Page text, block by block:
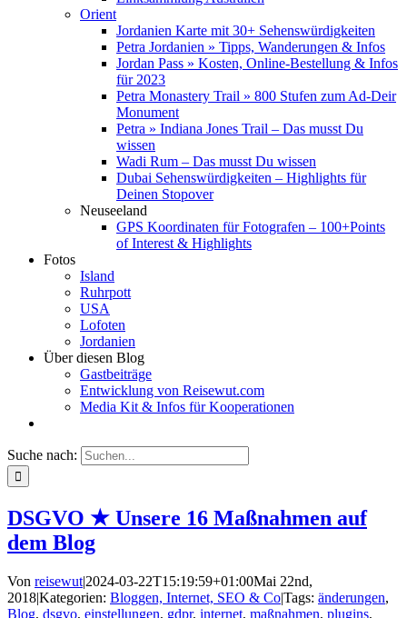
Orient
Jordanien Karte mit 30+ Sehenswürdigkeiten
Petra Jordanien » Tipps, Wanderungen & Infos
Jordan Pass » Kosten, Online-Bestellung & Infos
für 2023
Petra Monastery Trail » 800 Stufen zum Ad-Deir
Monument
Petra » Indiana Jones Trail – Das musst Du
wissen
Wadi Rum – Das musst Du wissen
Dubai Sehenswürdigkeiten – Highlights für
Deinen Stopover
Neuseeland
GPS Koordinaten für Fotografen – 100+Points
of Interest & Highlights
Fotos
Island
Ruhrpott
USA
Lofoten
Jordanien
Über diesen Blog
Gastbeiträge
Entwicklung von Reisewut.com
Media Kit & Infos für Kooperationen
Suche nach:
DSGVO ★ Unsere 16 Maßnahmen auf
dem Blog
Von reisewut|2024-03-22T15:19:59+01:00Mai 22nd,
2018|Kategorien: Bloggen, Internet, SEO & Co|Tags: änderungen,
Blog, dsgvo, einstellungen, gdpr, internet, maßnahmen, plugins,